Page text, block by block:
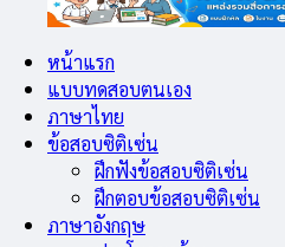
หน้าแรก
แบบทดสอบตนเอง
ภาษาไทย
ข้อสอบซิติเซ่น
ฝึกฟังข้อสอบซิติเซ่น
ฝึกตอบข้อสอบซิติเซ่น
ภาษาอังกฤษ